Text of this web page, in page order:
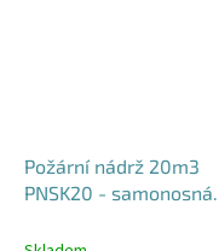
Požární nádrž 20m3
PNSK20 - samonosná